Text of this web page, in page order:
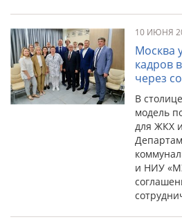
10 ИЮНЯ
Москва
кадров
через
В
модель
для ЖКХ
и НИУ